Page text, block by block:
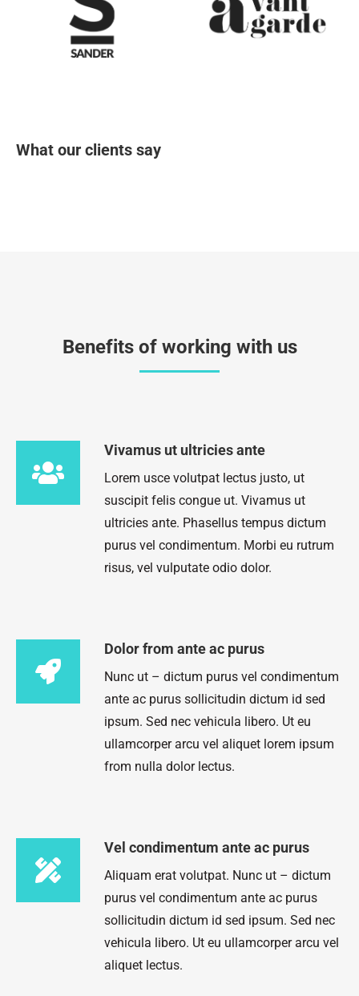
What our clients say
Benefits of working with us
Vivamus ut ultricies ante
Lorem usce volutpat lectus justo, ut
suscipit felis congue ut. Vivamus ut
ultricies ante. Phasellus tempus dictum
purus vel condimentum. Morbi eu rutrum
risus, vel vulputate odio dolor.
Dolor from ante ac purus
Nunc ut – dictum purus vel condimentum
ante ac purus sollicitudin dictum id sed
ipsum. Sed nec vehicula libero. Ut eu
ullamcorper arcu vel aliquet lorem ipsum
from nulla dolor lectus.
Vel condimentum ante ac purus
Aliquam erat volutpat. Nunc ut – dictum
purus vel condimentum ante ac purus
sollicitudin dictum id sed ipsum. Sed nec
vehicula libero. Ut eu ullamcorper arcu vel
aliquet lectus.